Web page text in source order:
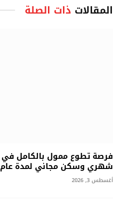
المقالات ذات الصلة
شهري وسكن مجاني لمدة عام
أغسطس 3, 2026